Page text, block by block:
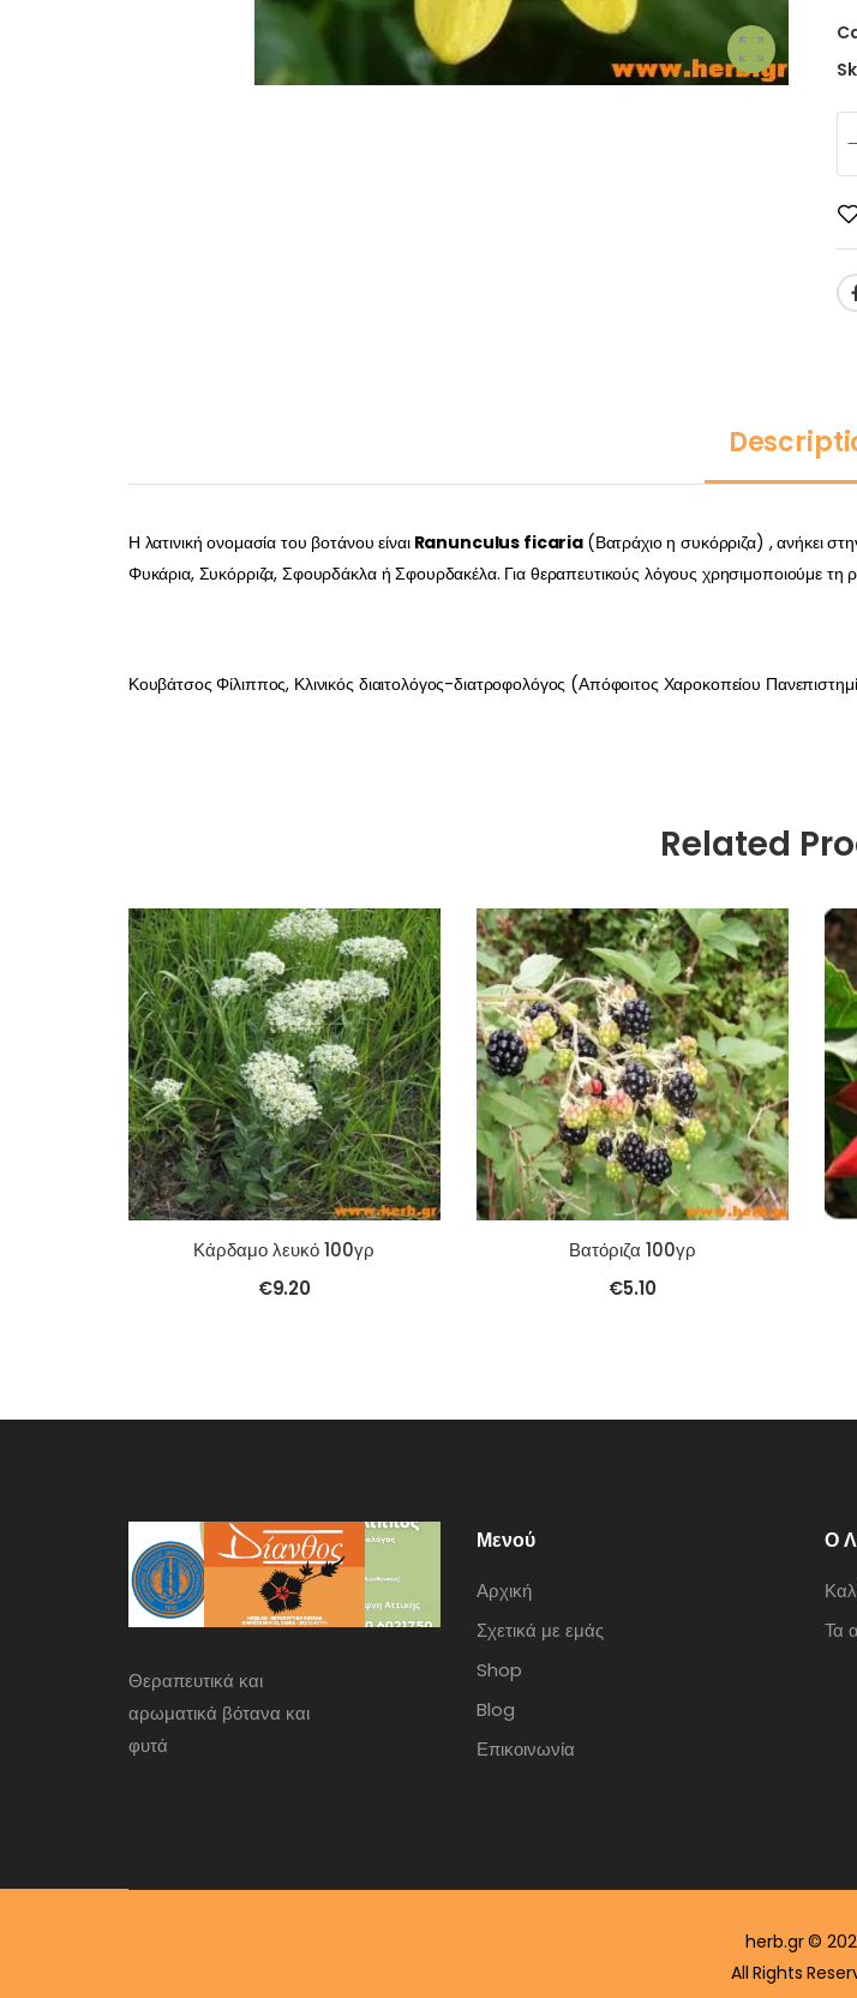
Η λατινική ονομασία του βοτάνου είναιRanunculus ficaria (Βατράχιο η συκόρριζα) , ανήκει
Φυκάρια, Συκόρριζα, Σφουρδάκλα ή Σφουρδακέλα. Για θεραπευτικούς λόγους χρησιμοποιούμε τη
Κουβάτσος Φίλιππος, Κλινικός διαιτολόγος-διατροφολόγος (Απόφοιτος Χαροκοπείου
Related
Κάρδαμο λευκό 100γρ
€9.20
Βατόριζα 100γρ
€5.10
Θεραπευτικά και
αρωματικά βότανα και
φυτά
Μενού
Αρχική
Σχετικά με εμάς
Shop
Blog
Επικοινωνία
Ο
Τα
herb.gr ©
All Rights